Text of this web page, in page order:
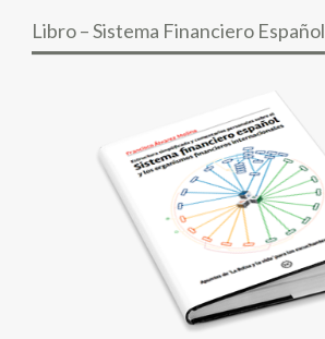
Libro – Sistema Financiero Español